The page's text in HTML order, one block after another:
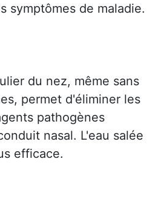
symptômes de maladie.
du nez, même sans
permet d'éliminer les
pathogènes
nasal. L'eau salée
efficace.